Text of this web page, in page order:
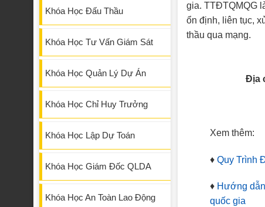
Khóa Học Đấu Thầu
Khóa Học Tư Vấn Giám Sát
Khóa Học Quản Lý Dự Án
Khóa Học Chỉ Huy Trưởng
Khóa Học Lập Dự Toán
Khóa Học Giám Đốc QLDA
Khóa Học An Toàn Lao Động
gia. TTĐTQMQG
ổn định, liên tục,
thầu qua mạng.
Địa
Xem thêm:
♦ Quy Trình
♦ Hướng
quốc gia